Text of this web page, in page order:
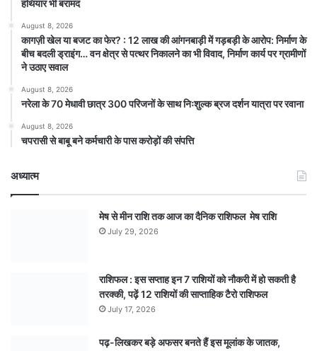
हथियार भी बरामद
August 8, 2026
कागज़ी खेल या बजट का फेर? : 12 लाख की आंगनबाड़ी में गड़बड़ी के आरोप: निर्माण के
बीच बदली ड्राइंग… वन क्षेत्र से पत्थर निकालने का भी विवाद, निर्माण कार्य पर ग्रामीणों
ने उठाए सवाल
August 8, 2026
नरेला के 70 मेधावी छात्र 300 परिजनों के साथ निःशुल्क ब्रज दर्शन यात्रा पर रवाना
August 8, 2026
चपरासी से बाबू बने कर्मचारी के पास करोड़ों की संपत्ति
अध्यात्म
मेष से मीन राशि तक आज का दैनिक राशिफल मेष राशि
July 29, 2026
राशिफल : इस सप्ताह इन 7 राशियों को नौकरी में हो सकती है
तरक्की, पढ़ें 12 राशियों की साप्ताहिक टैरो राशिफल
July 17, 2026
पढ़-लिखकर बड़े अफसर बनते हैं इस मूलांक के जातक,